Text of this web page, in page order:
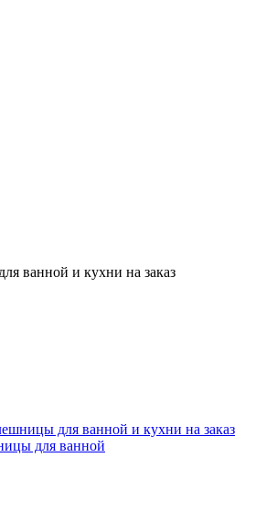
ванной и кухни на заказ
для ванной и кухни на заказ
для ванной